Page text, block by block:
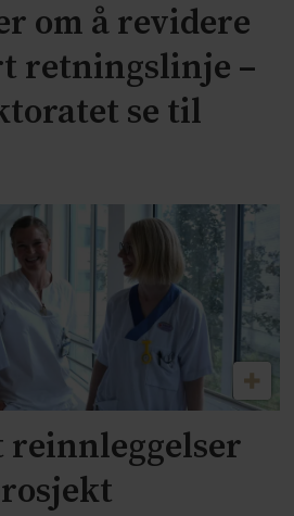
om å revidere
retningslinje –
se til